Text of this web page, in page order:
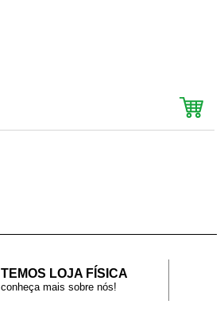
TEMOS LOJA FÍSICA
conheça mais sobre nós!